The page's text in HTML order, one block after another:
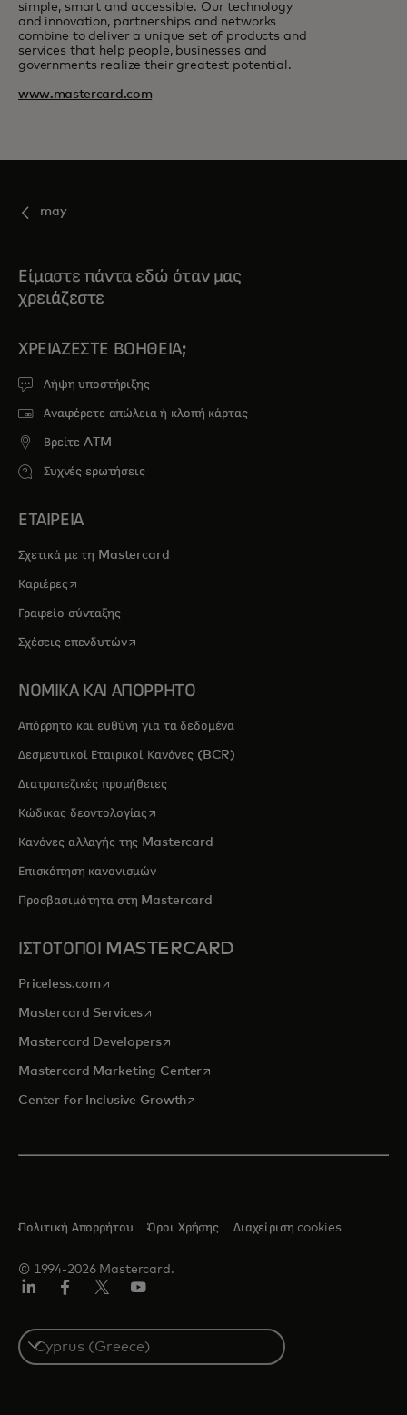
simple, smart and accessible. Our technology
and innovation, partnerships and networks
combine to deliver a unique set of products and
services that help people, businesses and
governments realize their greatest potential.
www.mastercard.com
may
Είμαστε πάντα εδώ όταν μας
χρειάζεστε
ΧΡΕΙΆΖΕΣΤΕ ΒΟΉΘΕΙΑ;
Λήψη υποστήριξης
Αναφέρετε απώλεια ή κλοπή κάρτας
Βρείτε ATM
Συχνές ερωτήσεις
ΕΤΑΙΡΕΙΑ
Σχετικά με τη Mastercard
Καριέρεςopens in a new tab
Γραφείο σύνταξης
Σχέσεις επενδυτώνopens in a new tab
ΝΟΜΙΚΑ ΚΑΙ ΑΠΟΡΡΗΤΟ
Απόρρητο και ευθύνη για τα δεδομένα
Δεσμευτικοί Εταιρικοί Κανόνες (BCR)
Διατραπεζικές προμήθειες
Κώδικας δεοντολογίαςopens in a new tab
Κανόνες αλλαγής της Mastercard
Επισκόπηση κανονισμών
Προσβασιμότητα στη Mastercard
ΙΣΤΟΤΟΠΟΙ MASTERCARD
Priceless.com opens in a new tab
Mastercard Servicesopens in a new tab
Mastercard Developersopens in a new tab
Mastercard Marketing Centeropens in a new tab
Center for Inclusive Growthopens in a new tab
© 1994-2026 Mastercard.
Πολιτική Απορρήτου Όροι Χρήσης Διαχείριση cookies
Select
a
country